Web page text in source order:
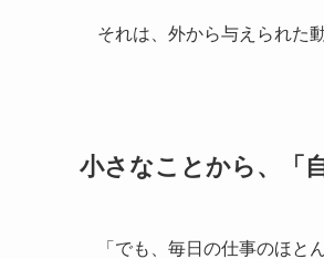
それは、外から与えられた
小さなことから、「
「でも、毎日の仕事のほと